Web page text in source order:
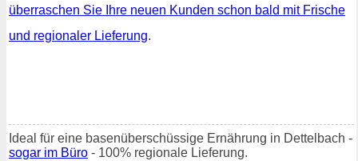
überraschen Sie Ihre neuen Kunden schon bald mit Frische
und regionaler Lieferung.
Ideal für eine basenüberschüssige Ernährung in Dettelbach -
sogar im Büro - 100% regionale Lieferung.